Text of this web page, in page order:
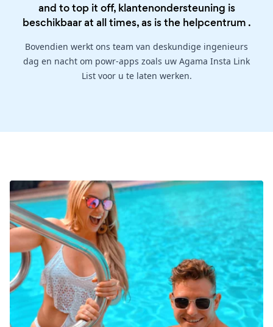
and to top it off, klantenondersteuning is
beschikbaar at all times, as is the helpcentrum .
Bovendien werkt ons team van deskundige ingenieurs
dag en nacht om powr-apps zoals uw Agama Insta Link
List voor u te laten werken.